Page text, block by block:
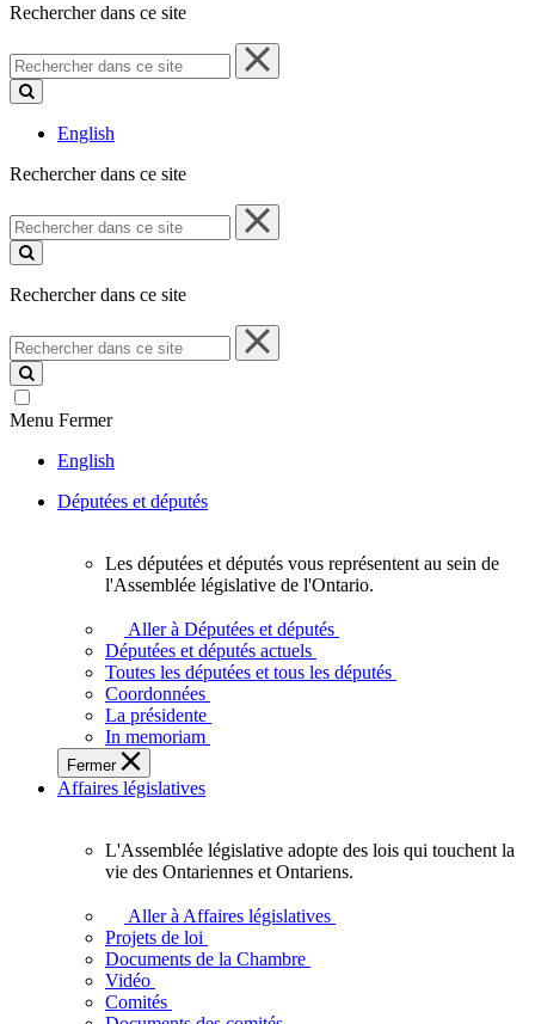
Rechercher dans ce site
Rechercher
dans
ce
English
Rechercher dans ce site
Rechercher
dans
ce
Rechercher dans ce site
Rechercher
dans
ce
site
Menu Fermer
English
Députées et députés
députés
vous
représentent
sein
de
l'Assemblée
législative
l'Ontario.
Les députées et députés vous représentent au sein de
l'Assemblée législative de l'Ontario.
Aller à Députées et députés
Députées et députés actuels
Toutes les députées et tous les députés
Coordonnées
La présidente
In memoriam
Fermer
Affaires législatives
L'Assemblée
adopte
touchent
L'Assemblée législative adopte des lois qui touchent la
vie des Ontariennes et Ontariens.
Aller à Affaires législatives
Projets de loi
Documents de la Chambre
Vidéo
Comités